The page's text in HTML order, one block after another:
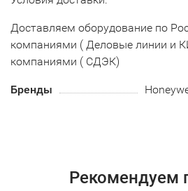
Доставляем оборудование по
компаниями ( Деловые линии и
компаниями ( СДЭК)
Бренды
Рекомендуем